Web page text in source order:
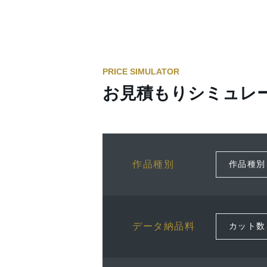
PRICE SIMULATOR
お見積もりシミュレ
作品種別
データ納品料